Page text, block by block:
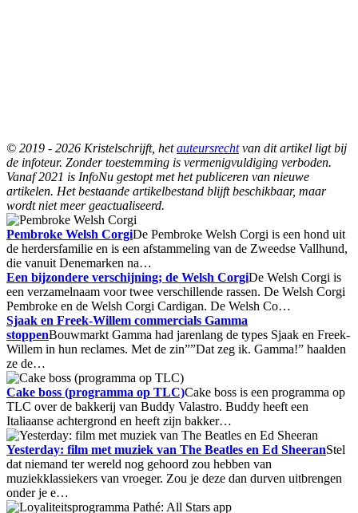
© 2019 - 2026 Kristelschrijft, hetauteursrechtvan dit artikel ligt bij
de infoteur. Zonder toestemming is vermenigvuldiging verboden.
Vanaf 2021 is InfoNu gestopt met het publiceren van nieuwe
artikelen. Het bestaande artikelbestand blijft beschikbaar, maar
wordt niet meer geactualiseerd.
Pembroke Welsh CorgiDe Pembroke Welsh Corgi is een hond uit
de herdersfamilie en is een afstammeling van de Zweedse Vallhund,
die vanuit Denemarken na…
Een bijzondere verschijning; de Welsh CorgiDe Welsh Corgi is
een verzamelnaam voor twee verschillende rassen. De Welsh Corgi
Pembroke en de Welsh Corgi Cardigan. De Welsh Co…
Sjaak en Freek-Willem commercials Gamma
stoppenBouwmarkt Gamma had jarenlang de types Sjaak en Freek-
Willem in hun reclames. Met de zin””Dat zeg ik. Gamma!” haalden
ze de…
Cake boss (programma op TLC)Cake boss is een programma op
TLC over de bakkerij van Buddy Valastro. Buddy heeft een
Italiaanse achtergrond en heeft zijn bakker…
Yesterday: film met muziek van The Beatles en Ed SheeranStel
dat niemand ter wereld nog gehoord zou hebben van
muziekklassiekers van vroeger. Zou je deze dan durven uitbrengen
onder je e…